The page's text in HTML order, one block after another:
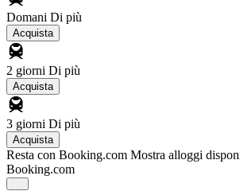
Domani Di più
Acquista
2 giorni Di più
Acquista
3 giorni Di più
Acquista
Resta con Booking.com Mostra alloggi
Booking.com